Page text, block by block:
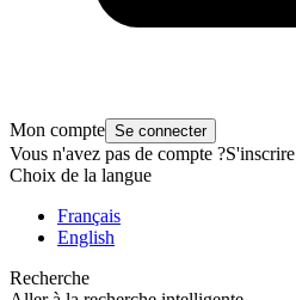
Mon compte Se connecter
Vous n'avez pas de compte ?S'inscrire
Choix de la langue
Français
English
Recherche